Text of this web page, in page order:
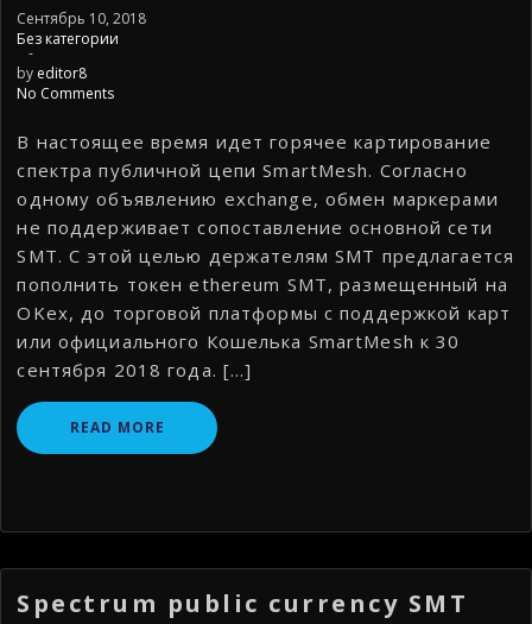
Сентябрь 10, 2018
Без категории
-
by editor8
No Comments
В настоящее время идет горячее картирование
спектра публичной цепи SmartMesh. Согласно
одному объявлению exchange, обмен маркерами
не поддерживает сопоставление основной сети
SMT. С этой целью держателям SMT предлагается
пополнить токен ethereum SMT, размещенный на
OKex, до торговой платформы с поддержкой карт
или официального Кошелька SmartMesh к 30
сентября 2018 года. […]
READ MORE
Spectrum public currency SMT